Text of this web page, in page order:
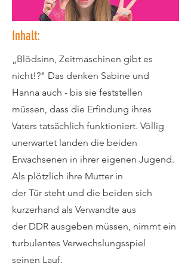
Inhalt:
„Blödsinn, Zeitmaschinen gibt es
nicht!?" Das denken Sabine und
Hanna auch - bis sie feststellen
müssen, dass die Erfindung ihres
Vaters tatsächlich funktioniert. Völlig
unerwartet landen die beiden
Erwachsenen in ihrer eigenen Jugend.
Als plötzlich ihre Mutter in
der Tür steht und die beiden sich
kurzerhand als Verwandte aus
der DDR ausgeben müssen, nimmt ein
turbulentes Verwechslungsspiel
seinen Lauf.